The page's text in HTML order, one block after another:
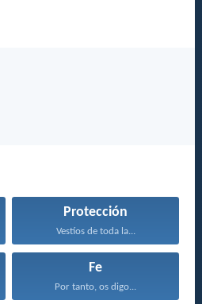
Protección
Vestíos de toda la...
Fe
Por tanto, os digo...